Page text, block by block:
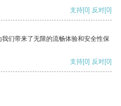
支持[0] 反对[0]
们带来了无限的流畅体验和安全性保
支持[0] 反对[0]